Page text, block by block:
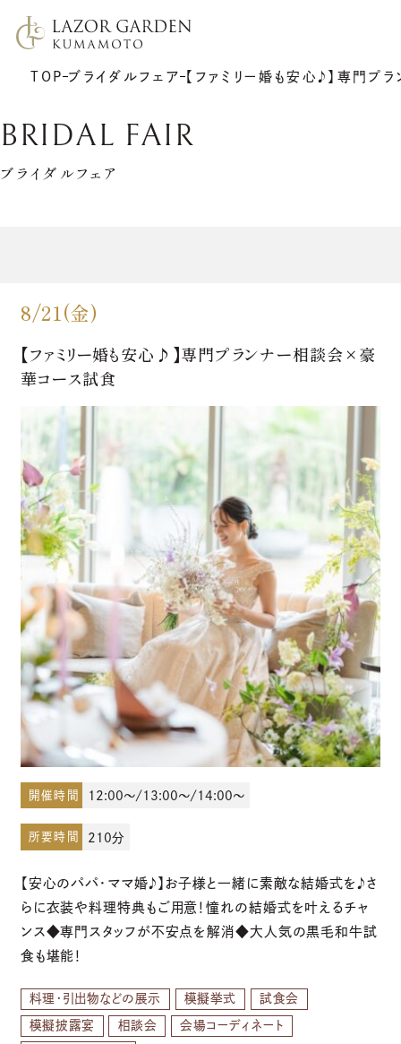
7F リアトゥーナ
6F グラシエント
サポート
料理
衣裳
ギャラリー
ゲストの皆さまへ
少人数結婚式のご案内
ご宴会・会議でのご利用
コマーシャル撮影施設貸しのご案内
来館予約
資料請求
プラン
ブライダルフェア
お電話でのご予約・お問い合わせ
096-319-2022
平日12:00-19:00
土日祝9:00-19:00（火・水曜日定休）
TOP ブライダルフェア 【ファミリー婚も安心♪】専門プ
BRIDAL FAIR
ブライダルフェア
8/21(金)
【ファミリー婚も安心♪】専門プランナー相談会×豪
華コース試食
開催時間 12:00～/13:00～/14:00～
所要時間 210分
【安心のパパ・ママ婚♪】お子様と一緒に素敵な結婚式を♪さ
らに衣装や料理特典もご用意！憧れの結婚式を叶えるチャ
ンス◆専門スタッフが不安点を解消◆大人気の黒毛和牛試
食も堪能！
料理・引出物などの展示 模擬挙式 試食会
模擬披露宴 相談会 会場コーディネート